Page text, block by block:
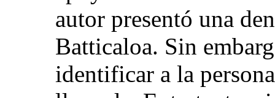
autor presentó una
Batticaloa. Sin
identificar a la